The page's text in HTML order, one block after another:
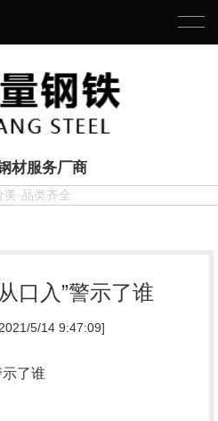
材服务厂商
美·品类齐全
口入”警示了谁
5/14 9:47:09]
了谁